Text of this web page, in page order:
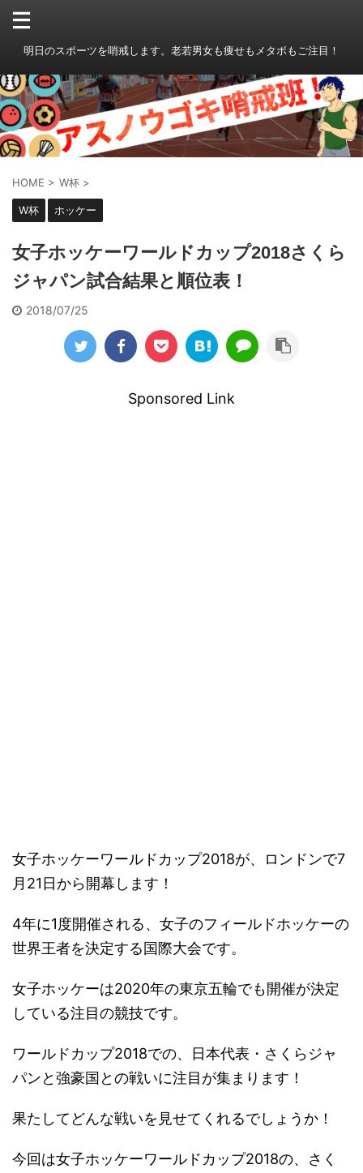
明日のスポーツを哨戒します。老若男女も痩せもメタボもご注目！
HOME > W杯 >
W杯 ホッケー
女子ホッケーワールドカップ2018さくら
ジャパン試合結果と順位表！
2018/07/25
Sponsored Link
女子ホッケーワールドカップ2018が、ロンドンで7
月21日から開幕します！
4年に1度開催される、女子のフィールドホッケーの
世界王者を決定する国際大会です。
女子ホッケーは2020年の東京五輪でも開催が決定
している注目の競技です。
ワールドカップ2018での、日本代表・さくらジャ
パンと強豪国との戦いに注目が集まります！
果たしてどんな戦いを見せてくれるでしょうか！
今回は女子ホッケーワールドカップ2018の、さく